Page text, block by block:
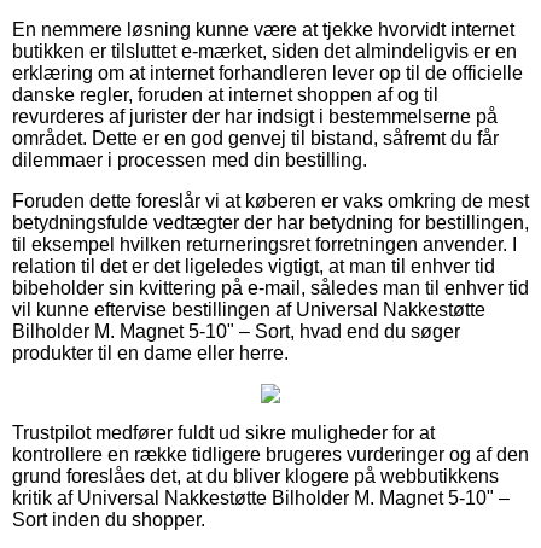
En nemmere løsning kunne være at tjekke hvorvidt internet
butikken er tilsluttet e-mærket, siden det almindeligvis er en
erklæring om at internet forhandleren lever op til de officielle
danske regler, foruden at internet shoppen af og til
revurderes af jurister der har indsigt i bestemmelserne på
området. Dette er en god genvej til bistand, såfremt du får
dilemmaer i processen med din bestilling.
Foruden dette foreslår vi at køberen er vaks omkring de mest
betydningsfulde vedtægter der har betydning for bestillingen,
til eksempel hvilken returneringsret forretningen anvender. I
relation til det er det ligeledes vigtigt, at man til enhver tid
bibeholder sin kvittering på e-mail, således man til enhver tid
vil kunne eftervise bestillingen af Universal Nakkestøtte
Bilholder M. Magnet 5-10" – Sort, hvad end du søger
produkter til en dame eller herre.
Trustpilot medfører fuldt ud sikre muligheder for at
kontrollere en række tidligere brugeres vurderinger og af den
grund foreslåes det, at du bliver klogere på webbutikkens
kritik af Universal Nakkestøtte Bilholder M. Magnet 5-10" –
Sort inden du shopper.